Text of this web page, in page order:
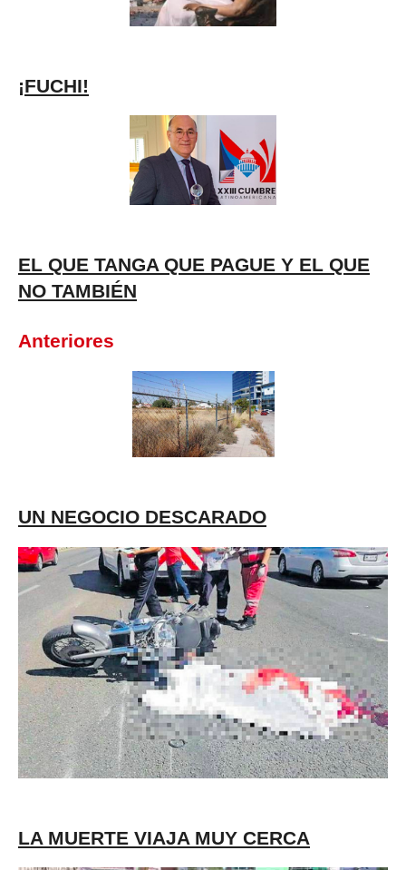
¡FUCHI!
EL QUE TANGA QUE PAGUE Y EL QUE
NO TAMBIÉN
Anteriores
UN NEGOCIO DESCARADO
LA MUERTE VIAJA MUY CERCA